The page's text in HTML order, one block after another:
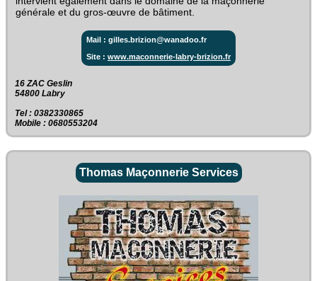
générale et du gros-œuvre de bâtiment.
Mail : gilles.brizion@wanadoo.fr
Site : www.maconnerie-labry-brizion.fr
16 ZAC Geslin‎
54800 Labry
Tel : 0382330865
Mobile : 0680553204
Thomas Maçonnerie Services